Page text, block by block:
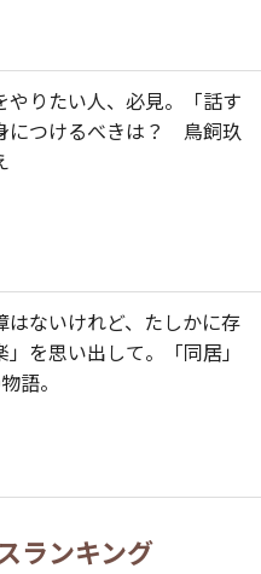
やりたい人、必見。「話す
につけるべきは？ 鳥飼玖
はないけれど、たしかに存
を思い出して。「同居」
語。
ランキング